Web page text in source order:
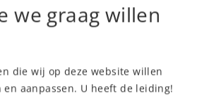
fabriek.
we graag willen
die wij op deze website willen
aanpassen. U heeft de leiding!